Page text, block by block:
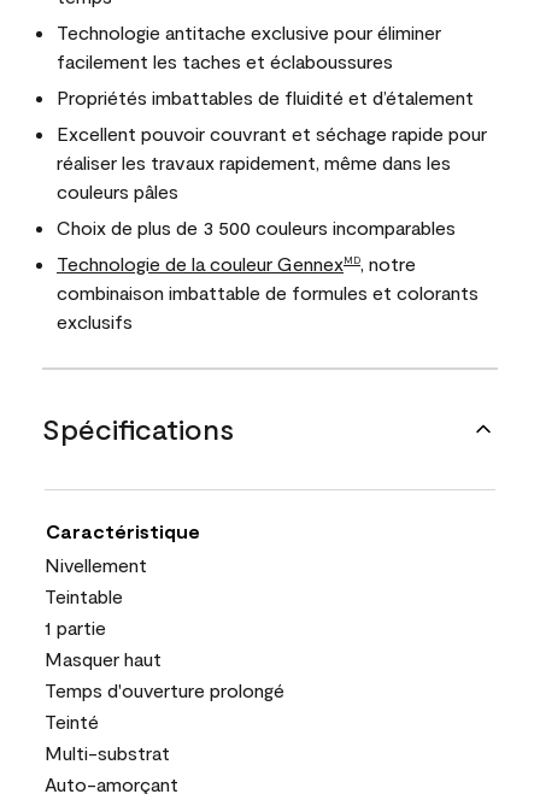
Technologie antitache exclusive pour éliminer
facilement les taches et éclaboussures
Propriétés imbattables de fluidité et d’étalement
Excellent pouvoir couvrant et séchage rapide pour
réaliser les travaux rapidement, même dans les
couleurs pâles
Choix de plus de 3 500 couleurs incomparables
Technologie de la couleur GennexMD
, notre
combinaison imbattable de formules et colorants
exclusifs
Spécifications
Caractéristique
Nivellement
Teintable
1 partie
Masquer haut
Temps d'ouverture prolongé
Teinté
Multi-substrat
Auto-amorçant